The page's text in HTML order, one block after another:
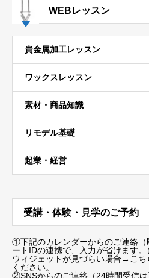
WEBレッスン
貴金属加工レッスン
ワックスレッスン
素材・商品知識
リモデル基礎
起業・経営
受講・体験・見学のご予約
①下記のカレンダーからのご連絡（
ートIDの連携で、入力が省けます。
ウィジェットが見づらい場合→こち
ください。
②SNSからのご連絡（24時間受信